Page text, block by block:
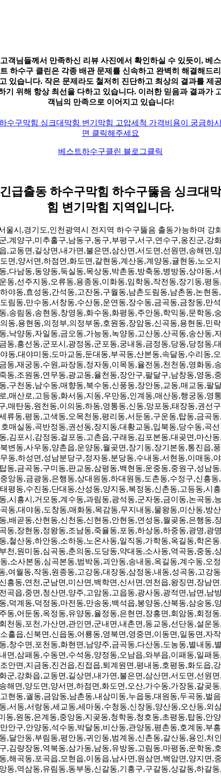
고객님들께서 만족하신 리뷰 사진에서 확인하실 수 있듯이, 베스
트 하수구 클린은 각종 배관 문제를 신속하고 완벽히 해결해드리
있습니다. 작은 문제라도 철저히 진단하고 최상의 결과를 제
기 위해 항상 최선을 다하고 있습니다. 이러한 믿음과 결과가
객님의 만족으로 이어지고 있습니다!
수구막힘 싱크대막힘 변기막힘 고압세척 가격비용이 궁금하
면 클릭해주세요
베스트하수구클린 블로그클릭
긴급출동 하수구막힘 하수구뚫음 싱크대막
힘 변기막힘 지역입니다.
울시,경기도,인천광역시 전지역 하수구뚫음 출동가능하며 강
,계양구,미추홀구,남동구,동구,부평구,서구,연수구,옹진군,강
,교동면,길상면,내가면,불은면,삼산면,서도면,선원면,송해면,
도면,양서면,하점면,화도면,갈현동,계산동,계양동,귤현동,노오지
,다남동,동양동,둑실동,목상동,박촌동,방축동,병방동,상야동,
동,선주지동,오류동,용종동,이화동,임학동,작전동,장기동,평
하야동,효성동,간석동,고잔동,구월동,남촌도림동,남촌동,논현동,
도림동,만수동,서창동,수산동,운연동,장수동,금곡동,금창동,만석
,송림동,송현동,창영동,화수동,화평동,주안동,학익동,문학동,
의동,용현동,의정부,의정부동,호원동,장암동,신곡동,용현동,민락
,낙양동,자일동,금오동,가능동,녹양동,고산동,산곡동,송산동,
동,흥선동,군포시,광정동,군포동,궁내동,금정동,당동,당정동,
야동,대야미동,도마교동,둔대동,부곡동,산본동,속달동,수리동,오
동,재궁동,수원,파장동,정자동,이목동,율전동,천천동,영화동,
동,조원동,연무동,광교동,율천동,장안구,팔달구,남창동,영동,
,구천동,남수동,매향동,북수동,신풍동,장안동,교동,매교동,팔
,매산로,고등동,화서동,지동,우만동,인계동,매산동,행궁동,영
,매탄동,원천동,이의동,하동,영통동,신동,망포동,태장동,권선
류동,평동,고색동,오목천동,평리동,서둔동,구운동,탑동,금곡
호매실동,곡반정동,권선동,장지동,대황교동,입북동,당수동,곡선
,김포시,감정동,걸포동,고촌읍,구래동,김포본동,대곶면,마산
북변동,사우동,양촌읍,운양동,월곶면,장기동,장기본동,통진읍,풍
무동,하성면,성남분당구,정자동,분당동,수내동,서현동,이매동,야
동,금곡동,구미동,판교동,삼평동,백현동,운중동,중원구,성남
중앙동,금광동,은행동,상대원동,하대원동,도촌동,수정구,신흥동,
태평동,수진동,단대동,산성동,양지동,복정동,신촌동,고등동,시흥
,시흥시,거모동,계수동,과림동,광석동,군자동,금이동,논곡동,
곡동,대야동,도창동,매화동,목감동,무지내동,물왕동,미산동,방산
,배곧동,산현동,신천동,신현동,안현동,연성동,월곶동,은행동,
동,장현동,정왕동,조남동,죽율동,포동,하상동,하중동,광명,광
,철산동,하안동,소하동,노온사동,일직동,가학동,옥길동,학온
천,원미동,심곡동,춘의동,도당동,약대동,소사동,역곡동,중동,
동,소사본동,심곡본동,범박동,괴안동,송내동,옥길동,계수동,오정
,여월동,작동,원종동,고강동,대장동,삼정동,내동,성곡동,고강
흥동,연천,군남면,미산면,백학면,신서면,연천읍,왕징면,장남
곡읍,중면,청산면,양주,고암동,고읍동,광사동,광적면,남면,남
,덕계동,덕정동,마전동,만송동,백석읍,봉양동,산북동,삼숭동,
동,어둔동,옥정동,유양동,율정동,은현면,장흥면,회암동,회정
천동,포천,가산면,관인면,군내면,내촌면,동교동,선단동,설운
소흘읍,신북면,신읍동,어룡동,영북면,영중면,이동면,일동면,자작
,창수면,포천동,화현면,남양주,금곡동,다산동,도농동,별내동,
면,삼패동,수동면,수석동,양정동,오남읍,와부읍,이패동,일패
조안면,지금동,진건읍,진접읍,퇴계원면,평내동,호평동,화도읍,강
군,강화읍,교동면,길상면,내가면,불은면,삼산면,서도면,선원
해면,양도면,양서면,하점면,화도면,오산,가수동,가장동,갈곶
고현동,궐동,금암동,남촌동,내삼미동,누읍동,대원동,두곡동,벌음
,서동,서랑동,세교동,세마동,수청동,신장동,양산동,오산동,외
동,원동,은계동,중앙동,지곶동,청학동,청호동,초평동,탑동,안
만안구,안양동,석수동,박달동,비산동,관양동,평촌동,호계동,부흥
,달안동,부림동,평안동,귀인동,범계동,신촌동,갈산동,용인,처
,김량장동,역북동,삼가동,남동,유방동,고림동,마평동,운학동,
,해곡동,포곡읍,모현읍,이동읍,남사면,원삼면,백암면,양지면,
동,역삼동,유림동,동부동,신갈동,기흥구,구갈동,상갈동,하갈